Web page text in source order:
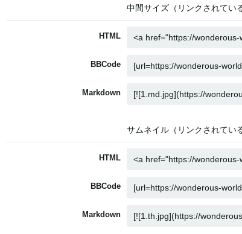
中間サイズ（リンクされてい
HTML
BBCode
Markdown
サムネイル（リンクされてい
HTML
BBCode
Markdown